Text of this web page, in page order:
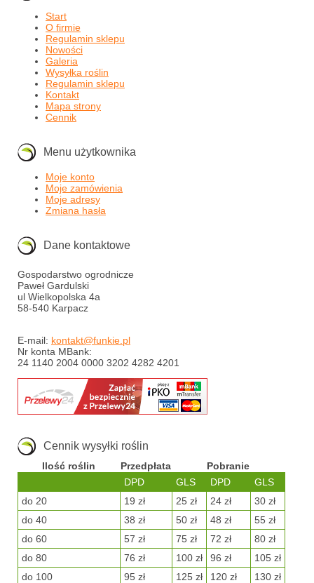
Start
O firmie
Regulamin sklepu
Nowości
Galeria
Wysyłka roślin
Regulamin sklepu
Kontakt
Mapa strony
Cennik
Menu użytkownika
Moje konto
Moje zamówienia
Moje adresy
Zmiana hasła
Dane kontaktowe
Gospodarstwo ogrodnicze
Paweł Gardulski
ul Wielkopolska 4a
58-540 Karpacz
E-mail: kontakt@funkie.pl
Nr konta MBank:
24 1140 2004 0000 3202 4282 4201
Cennik wysyłki roślin
Ilość roślin Przedpłata
Pobranie
DPD
GLS DPD
GLS
do 20
19 zł 25 zł 24 zł
30 zł
do 40
38 zł 50 zł 48 zł
55 zł
do 60
57 zł 75 zł 72 zł
80 zł
do 80
76 zł 100 zł 96 zł
105 zł
do 100
95 zł 125 zł 120 zł
130 zł